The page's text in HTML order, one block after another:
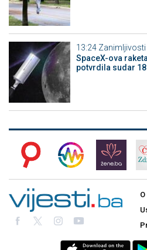
13:24 Zanimljivosti
SpaceX-ova
potvrdila sudar